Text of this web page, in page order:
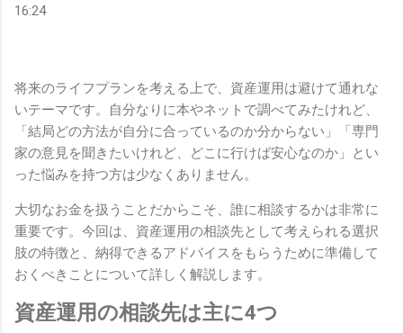
16:24
将来のライフプランを考える上で、資産運用は避けて通れな
いテーマです。自分なりに本やネットで調べてみたけれど、
「結局どの方法が自分に合っているのか分からない」「専門
家の意見を聞きたいけれど、どこに行けば安心なのか」とい
った悩みを持つ方は少なくありません。
大切なお金を扱うことだからこそ、誰に相談するかは非常に
重要です。今回は、資産運用の相談先として考えられる選択
肢の特徴と、納得できるアドバイスをもらうために準備して
おくべきことについて詳しく解説します。
資産運用の相談先は主に4つ